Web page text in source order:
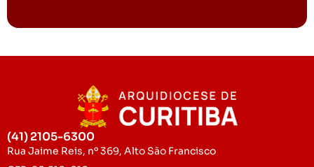
(41) 2105-6300
Rua Jaime Reis, nº 369, Alto São Francisco